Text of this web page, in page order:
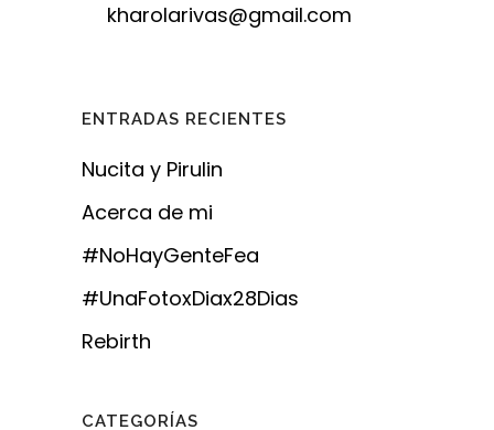
kharolarivas@gmail.com
ENTRADAS RECIENTES
Nucita y Pirulin
Acerca de mi
#NoHayGenteFea
#UnaFotoxDiax28Dias
Rebirth
CATEGORÍAS